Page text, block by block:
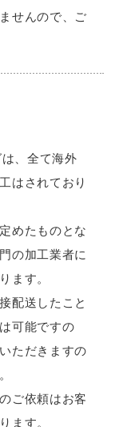
せんので、ご
、全て海外
はされており
めたものとな
の加工業者に
ます。
配送したこと
可能ですの
ただきますの
ご依頼はお客
ます。